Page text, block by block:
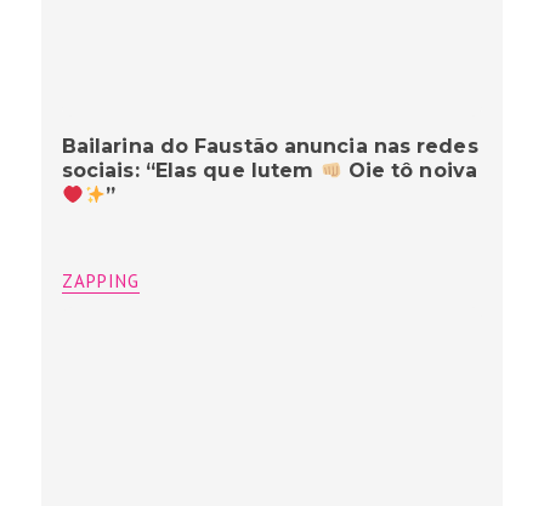
Bailarina do Faustão anuncia nas redes
sociais: “Elas que lutem
Oie tô noiva
”
ZAPPING